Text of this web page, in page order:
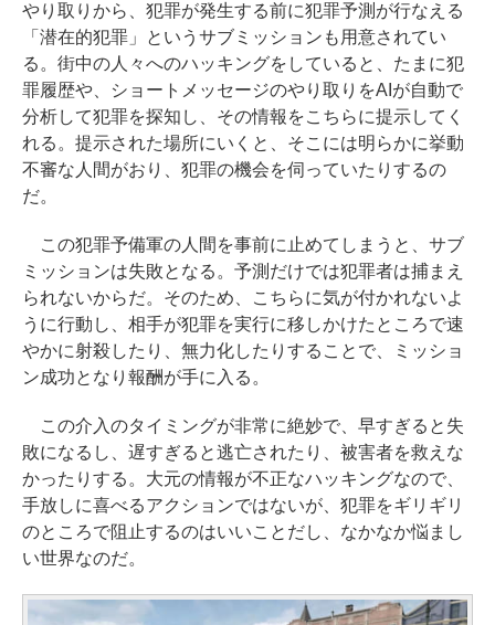
やり取りから、犯罪が発生する前に犯罪予測が行なえる
「潜在的犯罪」というサブミッションも用意されてい
る。街中の人々へのハッキングをしていると、たまに犯
罪履歴や、ショートメッセージのやり取りをAIが自動で
分析して犯罪を探知し、その情報をこちらに提示してく
れる。提示された場所にいくと、そこには明らかに挙動
不審な人間がおり、犯罪の機会を伺っていたりするの
だ。
この犯罪予備軍の人間を事前に止めてしまうと、サブ
ミッションは失敗となる。予測だけでは犯罪者は捕まえ
られないからだ。そのため、こちらに気が付かれないよ
うに行動し、相手が犯罪を実行に移しかけたところで速
やかに射殺したり、無力化したりすることで、ミッショ
ン成功となり報酬が手に入る。
この介入のタイミングが非常に絶妙で、早すぎると失
敗になるし、遅すぎると逃亡されたり、被害者を救えな
かったりする。大元の情報が不正なハッキングなので、
手放しに喜べるアクションではないが、犯罪をギリギリ
のところで阻止するのはいいことだし、なかなか悩まし
い世界なのだ。